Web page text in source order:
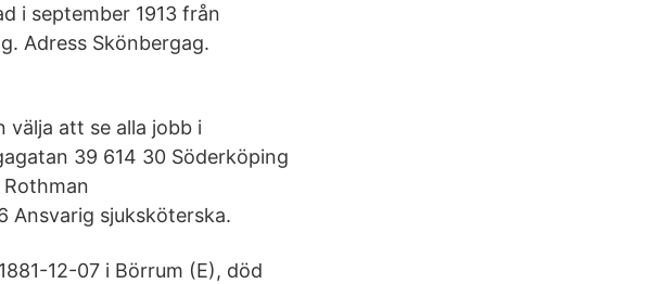
i september 1913 från
Adress Skönbergag.
välja att se alla jobb i
39 614 30 Söderköping
Ansvarig sjuksköterska.
12-07 i Börrum (E), död